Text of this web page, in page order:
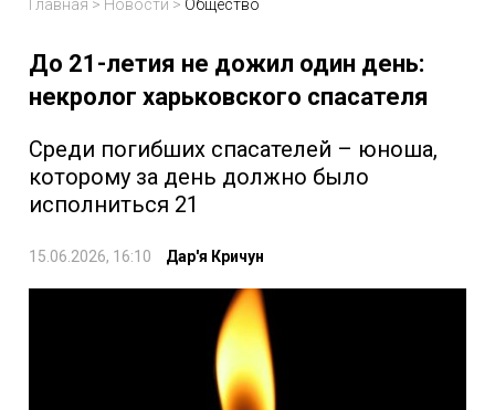
Главная > Новости > Общество
До 21-летия не дожил один день:
некролог харьковского спасателя
Среди погибших спасателей – юноша,
которому за день должно было
исполниться 21
15.06.2026, 16:10 Дар'я Кричун